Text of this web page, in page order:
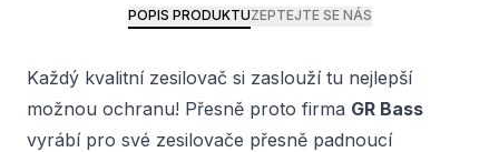
POPIS PRODUKTUZEPTEJTE SE NÁS
Každý kvalitní zesilovač si zaslouží tu nejlepší
možnou ochranu! Přesně proto firma GR Bass
vyrábí pro své zesilovače přesně padnoucí